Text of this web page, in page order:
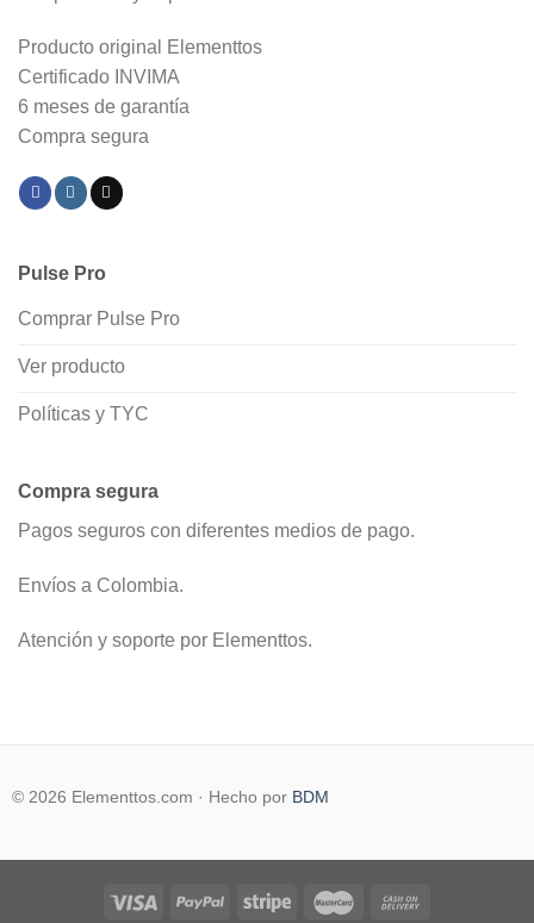
Producto original Elementtos
Certificado INVIMA
6 meses de garantía
Compra segura
Pulse Pro
Comprar Pulse Pro
Ver producto
Políticas y TYC
Compra segura
Pagos seguros con diferentes medios de pago.
Envíos a Colombia.
Atención y soporte por Elementtos.
© 2026 Elementtos.com · Hecho por BDM